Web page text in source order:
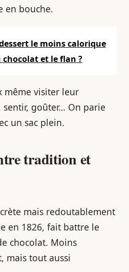
en bouche.
le moins calorique
et le flan ?
même visiter leur
sentir, goûter… On parie
un sac plein.
tradition et
mais redoutablement
en 1826, fait battre le
chocolat. Moins
mais tout aussi